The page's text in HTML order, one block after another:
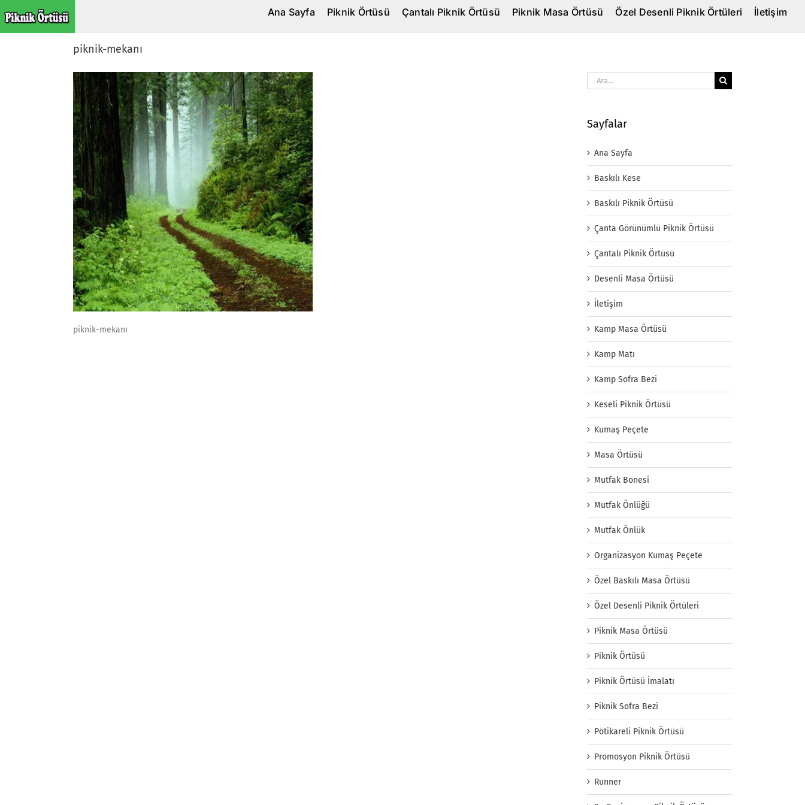
to
content
Ana Sayfa Piknik Örtüsü Çantalı Piknik Örtüsü Piknik Masa Örtüsü Özel Desenli Piknik Örtüleri İletişim
piknik-mekanı
piknik-mekanı
Ara:
Sayfalar
Ana Sayfa
Baskılı Kese
Baskılı Piknik Örtüsü
Çanta Görünümlü Piknik Örtüsü
Çantalı Piknik Örtüsü
Desenli Masa Örtüsü
İletişim
Kamp Masa Örtüsü
Kamp Matı
Kamp Sofra Bezi
Keseli Piknik Örtüsü
Kumaş Peçete
Masa Örtüsü
Mutfak Bonesi
Mutfak Önlüğü
Mutfak Önlük
Organizasyon Kumaş Peçete
Özel Baskılı Masa Örtüsü
Özel Desenli Piknik Örtüleri
Piknik Masa Örtüsü
Piknik Örtüsü
Piknik Örtüsü İmalatı
Piknik Sofra Bezi
Pötikareli Piknik Örtüsü
Promosyon Piknik Örtüsü
Runner